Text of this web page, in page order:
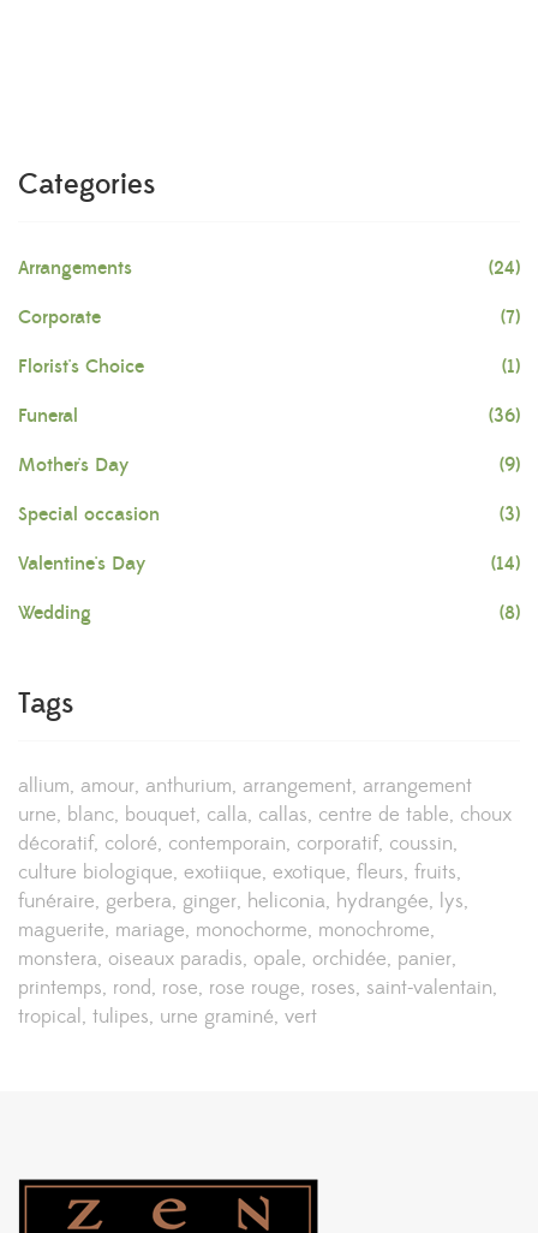
Categories
Arrangements (24)
Corporate (7)
Florist's Choice (1)
Funeral (36)
Mother's Day (9)
Special occasion (3)
Valentine's Day (14)
Wedding (8)
Tags
allium amour anthurium arrangement arrangement
urne blanc bouquet calla callas centre de table choux
décoratif coloré contemporain corporatif coussin
culture biologique exotiique exotique fleurs fruits
funéraire gerbera ginger heliconia hydrangée lys
maguerite mariage monochorme monochrome
monstera oiseaux paradis opale orchidée panier
printemps rond rose rose rouge roses saint-valentain
tropical tulipes urne graminé vert